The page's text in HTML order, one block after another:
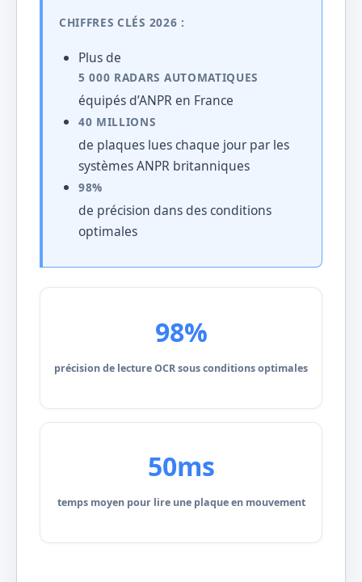
CHIFFRES CLÉS 2026 :
Plus de
5 000 RADARS AUTOMATIQUES
équipés d’ANPR en France
40 MILLIONS
de plaques lues chaque jour par les
systèmes ANPR britanniques
98%
de précision dans des conditions
optimales
98%
précision de lecture OCR sous conditions optimales
50ms
temps moyen pour lire une plaque en mouvement